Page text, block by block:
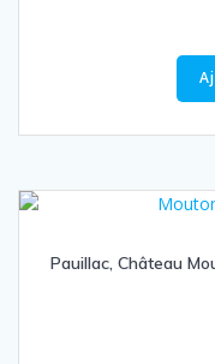
Pauillac, Château